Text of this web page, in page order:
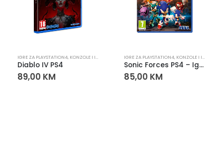
PLAYSTATIONIGRE ZA PLAYSTATION4, KONZOLE I IGRE PLAYSTATION
Diablo IV PS4
89,00 KM
IGRE ZA PLAYSTATION4, KONZOLE I IGRE
Sonic Forces PS4 – Igra za PlayStation 4
85,00 KM